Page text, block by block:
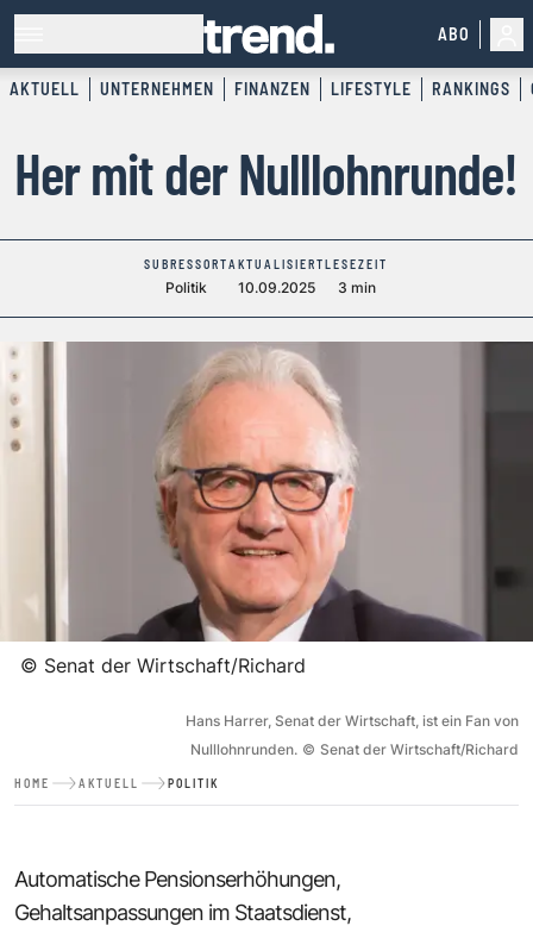
ABO
AKTUELL UNTERNEHMEN FINANZEN LIFESTYLE RANKINGS
Her mit der Nulllohnrunde!
SUBRESSORT
Politik
AKTUALISIERT
10.09.2025
LESEZEIT
3 min
© Senat der Wirtschaft/Richard
Hans Harrer, Senat der Wirtschaft, ist ein Fan von
Nulllohnrunden. © Senat der Wirtschaft/Richard
HOME AKTUELL POLITIK
Automatische Pensionserhöhungen,
Gehaltsanpassungen im Staatsdienst,